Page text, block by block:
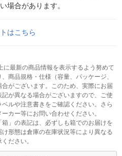
場合があります。
はこちら
最新の商品情報を表示するよう努めて
商品規格・仕様（容量、パッケージ、
がございます。このため、実際にお届
が異なる場合がございますので、ご使
ルや注意書きをご確認ください。さら
カー等にお問い合わせください。
」の表記は、必ずしも箱でのお届けを
形態は倉庫の在庫状況等により異なる
ださい。